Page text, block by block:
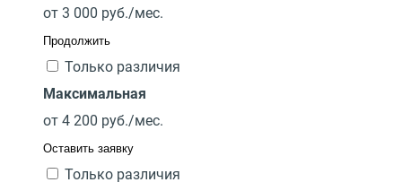
от 3 000 руб./мес.
Продолжить
Только различия
Максимальная
от 4 200 руб./мес.
Оставить заявку
Только различия